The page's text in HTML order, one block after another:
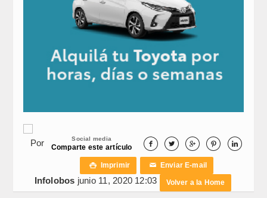
Social media
Comparte este artículo     
 Imprimir ✉ Enviar E-mail
Por
Infolobos junio 11, 2020 12:03 Volver a la Home